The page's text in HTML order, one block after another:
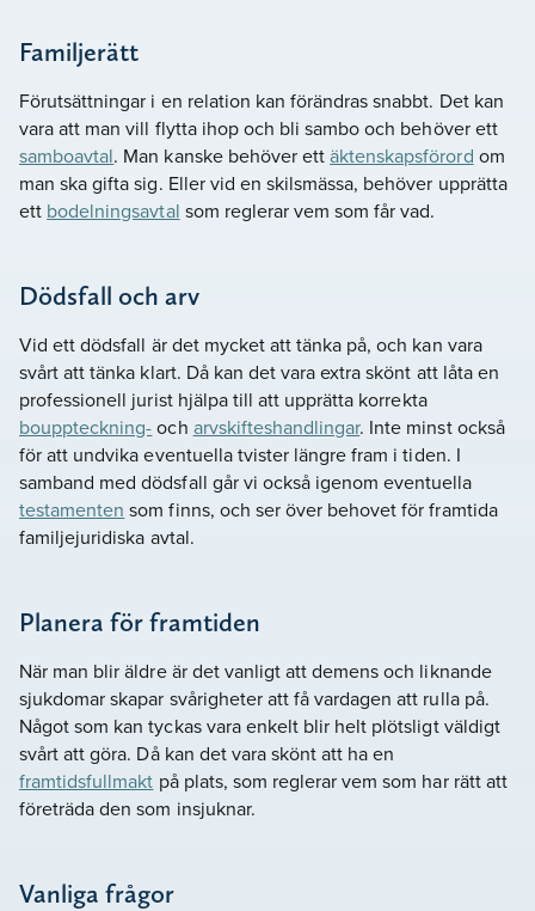
Familjerätt
Förutsättningar i en relation kan förändras snabbt. Det kan
vara att man vill flytta ihop och bli sambo och behöver ett
samboavtal. Man kanske behöver ettäktenskapsförord om
man ska gifta sig. Eller vid en skilsmässa, behöver upprätta
ett bodelningsavtal som reglerar vem som får vad.
Dödsfall och arv
Vid ett dödsfall är det mycket att tänka på, och kan vara
svårt att tänka klart. Då kan det vara extra skönt att låta en
professionell jurist hjälpa till att upprätta korrekta
bouppteckning-och arvskifteshandlingar. Inte minst också
för att undvika eventuella tvister längre fram i tiden. I
samband med dödsfall går vi också igenom eventuella
testamenten som finns, och ser över behovet för framtida
familjejuridiska avtal.
Planera för framtiden
När man blir äldre är det vanligt att demens och liknande
sjukdomar skapar svårigheter att få vardagen att rulla på.
Något som kan tyckas vara enkelt blir helt plötsligt väldigt
svårt att göra. Då kan det vara skönt att ha en
framtidsfullmakt på plats, som reglerar vem som har rätt att
företräda den som insjuknar.
Vanliga frågor